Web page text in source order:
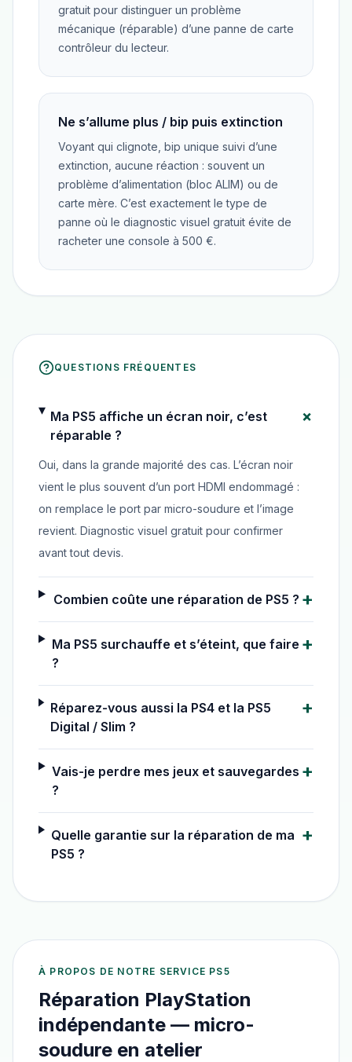
gratuit pour distinguer un problème
mécanique (réparable) d’une panne de carte
contrôleur du lecteur.
Ne s’allume plus / bip puis extinction
Voyant qui clignote, bip unique suivi d’une
extinction, aucune réaction : souvent un
problème d’alimentation (bloc ALIM) ou de
carte mère. C’est exactement le type de
panne où le diagnostic visuel gratuit évite de
racheter une console à 500 €.
QUESTIONS FRÉQUENTES
Ma PS5 affiche un écran noir, c’est
réparable ?
+
Oui, dans la grande majorité des cas. L’écran noir
vient le plus souvent d’un port HDMI endommagé :
on remplace le port par micro-soudure et l’image
revient. Diagnostic visuel gratuit pour confirmer
avant tout devis.
Combien coûte une réparation de PS5 ? +
Ma PS5 surchauffe et s’éteint, que faire
?
+
Réparez-vous aussi la PS4 et la PS5
Digital / Slim ?
+
Vais-je perdre mes jeux et sauvegardes
?
+
Quelle garantie sur la réparation de ma
PS5 ?
+
À PROPOS DE NOTRE SERVICE PS5
Réparation PlayStation
indépendante — micro-
soudure en atelier